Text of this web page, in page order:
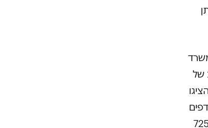
של
עודפים
אחוז ממחזור ההכנסות שלהן, סכום שעומד על כ-725